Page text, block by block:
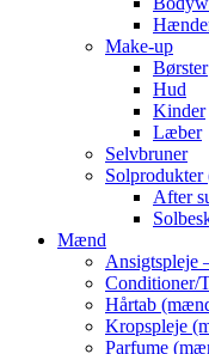
Make-up
Børster
Hud
Kinder
Læber
Selvbruner
Solprodukter
After
Mænd
Ansigtspleje
Conditioner/
Hårtab
Kropspleje
Parfume